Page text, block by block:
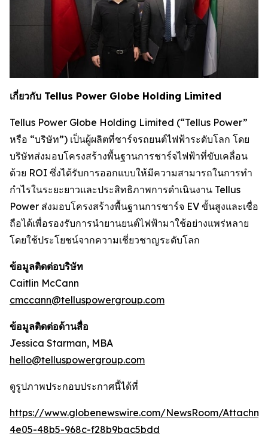
เกี่ยวกับ Tellus Power Globe Holding Limited
Tellus Power Globe Holding Limited (“Tellus Power”
หรือ “บริษัท”) เป็นผู้ผลิตที่ชาร์จรถยนต์ไฟฟ้าระดับโลก โดย
บริษัทส่งมอบโครงสร้างพื้นฐานการชาร์จไฟฟ้าที่ขับเคลื่อน
ด้วย ROI ซึ่งได้รับการออกแบบให้มีความสามารถในการทำ
กำไรในระยะยาวและประสิทธิภาพการดำเนินงาน Tellus
Power ส่งมอบโครงสร้างพื้นฐานการชาร์จ EV ขั้นสูงและเชื่อ
ถือได้เพื่อรองรับการนำยานยนต์ไฟฟ้ามาใช้อย่างแพร่หลาย
โดยใช้ประโยชน์จากความเชี่ยวชาญระดับโลก
ข้อมูลติดต่อบริษัท
Caitlin McCann
cmccann@telluspowergroup.com
ข้อมูลติดต่อด้านสื่อ
Jessica Starman, MBA
hello@telluspowergroup.com
ดูรูปภาพประกอบประกาศนี้ได้ที่
https://www.globenewswire.com/NewsRoom/
4e05-48b5-968c-f28b9bac5bdd